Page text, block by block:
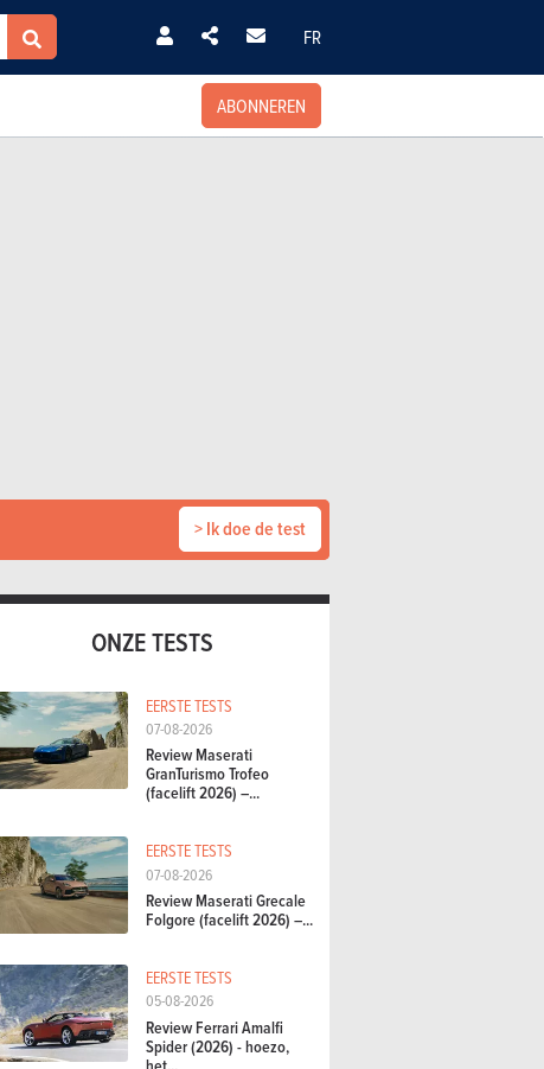
FR
ABONNEREN
> Ik doe de test
ONZE TESTS
EERSTE TESTS
07-08-2026
Review Maserati
GranTurismo Trofeo
(facelift 2026) –...
EERSTE TESTS
07-08-2026
Review Maserati Grecale
Folgore (facelift 2026) –...
EERSTE TESTS
05-08-2026
Review Ferrari Amalfi
Spider (2026) - hoezo,